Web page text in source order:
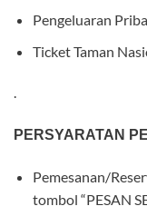
Pengeluaran
Ticket Taman
.
PERSYARATAN
Pemesanan/
tombol “PESAN